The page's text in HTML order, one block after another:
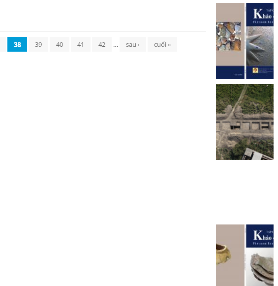
38 39 40 41 42 … sau › cuối »